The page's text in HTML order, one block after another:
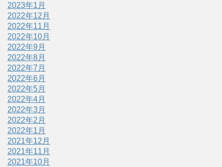
2023年1月
2022年12月
2022年11月
2022年10月
2022年9月
2022年8月
2022年7月
2022年6月
2022年5月
2022年4月
2022年3月
2022年2月
2022年1月
2021年12月
2021年11月
2021年10月